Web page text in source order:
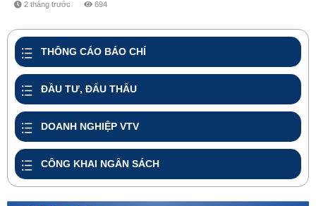
2 tháng trước 694
THÔNG CÁO BÁO CHÍ
ĐẦU TƯ, ĐẤU THẤU
DOANH NGHIỆP VTV
CÔNG KHAI NGÂN SÁCH